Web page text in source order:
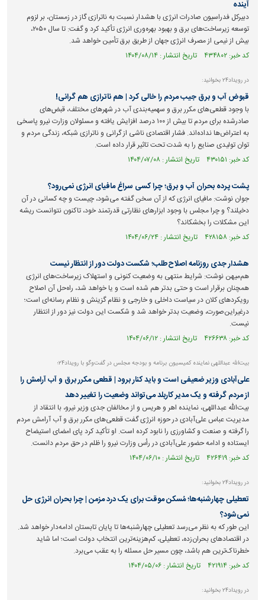
آینده
دبیرکل فدراسیون صادرات انرژی با هشدار نسبت به ناترازی گاز در زمستان، بر لزوم
توسعه زیرساخت‌های برق و بهبود بهره‌وری انرژی تأکید کرد و گفت: تا سال ۲۰۵۰،
بیش از نیمی از مصرف انرژی جهان از طریق برق تأمین خواهد شد.
کد خبر: ۴۳۴۸۰۲ تاریخ انتشار : ۱۴۰۴/۰۸/۱۴
در رویداد۲۴ بخوانید:
قبوض آب و برق جیب مردم را خالی کرد | هم ناترازی هم گرانی!
با وجود قطعی‌های مکرر برق و سهمیه‌بندی آب در شهر‌های مختلف، قبض‌های
صادرشده برای مردم تا بیش از ۱۰۰ درصد افزایش یافته و مسئولان وزارت نیرو پاسخی
به اعتراض‌ها نداده‌اند. فشار اقتصادی ناشی از گرانی و ناترازی شبکه، زندگی مردم و
توان تولیدی صنایع را به شدت تحت تاثیر قرار داده است.
کد خبر: ۴۳۰۱۵۱ تاریخ انتشار : ۱۴۰۴/۰۷/۰۸
پشت پرده بحران آب و برق؛ چرا کسی سراغ مافیای انرژی نمی‌رود؟
جوان نوشت: مافیای انرژی که از آن سخن گفته می‌شود، چیست و چه کسانی در آن
دخیلند؟ و چرا مجلس با وجود ابزار‌های نظارتی قدرتمند خود، تاکنون نتوانست ریشه
این مشکلات را بخشکاند؟
کد خبر: ۴۲۸۱۵۸ تاریخ انتشار : ۱۴۰۴/۰۶/۲۴
هشدار جدی روزنامه اصلاح‌طلب؛ شکست دولت دور از انتظار نیست
هم‌میهن نوشت: شرایط منتهی به وضعیت کنونی و استهلاک زیرساخت‌های انرژی
همچنان برقرار است و حتی بدتر هم شده است و یا خواهد شد، راه‌حل آن اصلاح
رویکرد‌های کلان در سیاست داخلی و خارجی و نظام گزینش و نظام رسانه‌ای است؛
درغیراین‌صورت، وضعیت بدتر خواهد شد و شکست این دولت نیز دور از انتظار
نیست.
کد خبر: ۴۲۶۶۳۸ تاریخ انتشار : ۱۴۰۴/۰۶/۱۲
بیت‌الله عبداللهی نماینده کمیسیون برنامه و بودجه مجلس در گفت‌و‌گو با رویداد۲۴؛
علی‌آبادی وزیر ضعیفی است و باید کنار برود | قطعی مکرر برق و آب آرامش را
از مردم گرفته و یک مدیر کاربلد می‌تواند وضعیت را تغییر دهد
بیت‌الله عبداللهی، نماینده اهر و هریس و از مخالفان جدی وزیر نیرو، با انتقاد از
مدیریت عباس علی‌آبادی در حوزه انرژی گفت قطعی‌های مکرر برق و آب آرامش مردم
را گرفته و صنعت و کشاورزی را نابود کرده است. او تأکید کرد پای امضای استیضاح
ایستاده و ادامه حضور علی‌آبادی در رأس وزارت نیرو را ظلم در حق مردم دانست.
کد خبر: ۴۲۶۴۱۹ تاریخ انتشار : ۱۴۰۴/۰۶/۱۰
در رویداد۲۴ بخوانید:
تعطیلی چهارشنبه‌ها؛ مُسکن موقت برای یک درد مزمن | چرا بحران انرژی حل
نمی‌شود؟
این طور که به نظر می‌رسد تعطیلی چهارشنبه‌ها تا پایان تابستان ادامه‌دار خواهد شد.
در اقتصاد‌های بحران‌زده، تعطیلی، کم‌هزینه‌ترین انتخاب دولت است؛ اما شاید
خطرناک‌ترین هم باشد، چون مسیر حل مسئله را به عقب می‌برد.
کد خبر: ۴۲۱۹۱۴ تاریخ انتشار : ۱۴۰۴/۰۵/۰۶
در رویداد۲۴ بخوانید: